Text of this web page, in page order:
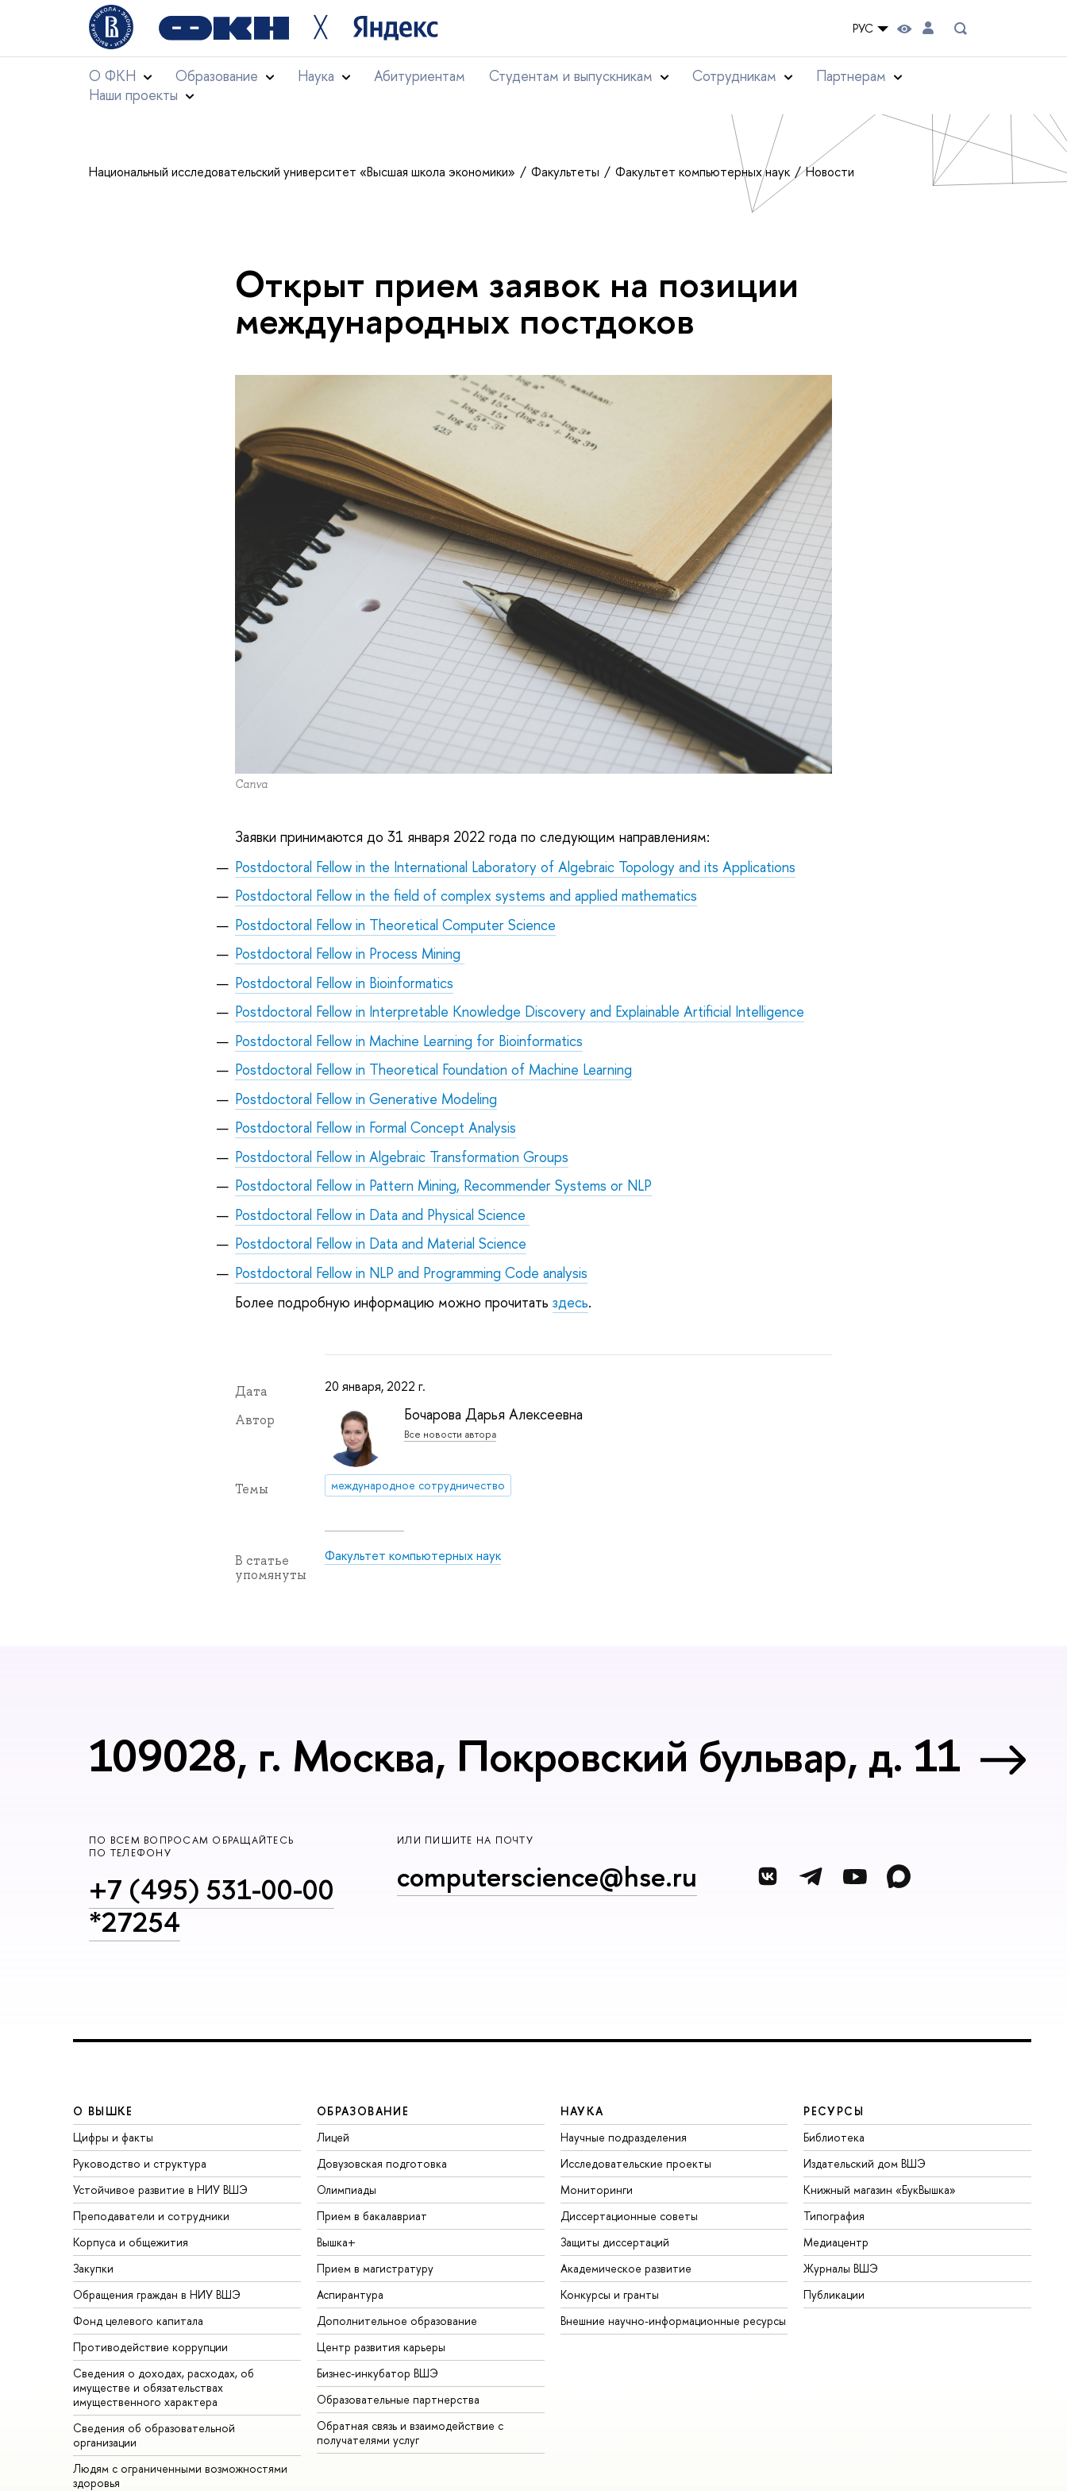
╳ РУС
О ФКН Образование Наука Абитуриентам Студентам и выпускникам Сотрудникам
Партнерам
Наши проекты
Национальный исследовательский университет «Высшая школа экономики» Факультеты Факультет компьютерных наук Новости
Открыт прием заявок на позиции
международных постдоков
Canva
Заявки принимаются до 31 января 2022 года по следующим направлениям:
Postdoctoral Fellow in the International Laboratory of Algebraic Topology and its Applications
Postdoctoral Fellow in the field of complex systems and applied mathematics
Postdoctoral Fellow in Theoretical Computer Science
Postdoctoral Fellow in Process Mining
Postdoctoral Fellow in Bioinformatics
Postdoctoral Fellow in Interpretable Knowledge Discovery and Explainable Artificial Intelligence
Postdoctoral Fellow in Machine Learning for Bioinformatics
Postdoctoral Fellow in Theoretical Foundation of Machine Learning
Postdoctoral Fellow in Generative Modeling
Postdoctoral Fellow in Formal Concept Analysis
Postdoctoral Fellow in Algebraic Transformation Groups
Postdoctoral Fellow in Pattern Mining, Recommender Systems or NLP
Postdoctoral Fellow in Data and Physical Science
Postdoctoral Fellow in Data and Material Science
Postdoctoral Fellow in NLP and Programming Code analysis
Более подробную информацию можно прочитать здесь.
Дата 20 января, 2022 г.
Автор Бочарова Дарья Алексеевна
Все новости автора
Темы международное сотрудничество
В статье
упомянуты
Факультет компьютерных наук
109028, г. Москва, Покровский бульвар, д. 11
ПО ВСЕМ ВОПРОСАМ ОБРАЩАЙТЕСЬ
ПО ТЕЛЕФОНУ
+7 (495) 531-00-00
*27254
ИЛИ ПИШИТЕ НА ПОЧТУ
computerscience@hse.ru
О ВЫШКЕ
Цифры и факты
Руководство и структура
Устойчивое развитие в НИУ ВШЭ
Преподаватели и сотрудники
Корпуса и общежития
Закупки
Обращения граждан в НИУ ВШЭ
Фонд целевого капитала
Противодействие коррупции
Сведения о доходах, расходах, об
имуществе и обязательствах
имущественного характера
Сведения об образовательной
организации
Людям с ограниченными возможностями
здоровья
ОБРАЗОВАНИЕ
Лицей
Довузовская подготовка
Олимпиады
Прием в бакалавриат
Вышка+
Прием в магистратуру
Аспирантура
Дополнительное образование
Центр развития карьеры
Бизнес-инкубатор ВШЭ
Образовательные партнерства
Обратная связь и взаимодействие с
получателями услуг
НАУКА
Научные подразделения
Исследовательские проекты
Мониторинги
Диссертационные советы
Защиты диссертаций
Академическое развитие
Конкурсы и гранты
Внешние научно-информационные ресурсы
РЕСУРСЫ
Библиотека
Издательский дом ВШЭ
Книжный магазин «БукВышка»
Типография
Медиацентр
Журналы ВШЭ
Публикации